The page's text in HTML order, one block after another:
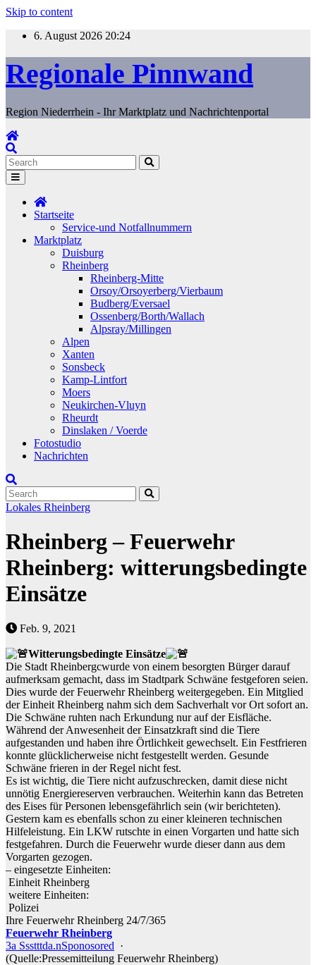
Skip to content
6. August 2026 20:24
Regionale Pinnwand
Region Niederrhein - Ihr Marktplatz und Nachrichtenportal
Startseite
Service-und Notfallnummern
Marktplatz
Duisburg
Rheinberg
Rheinberg-Mitte
Orsoy/Orsoyerberg/Vierbaum
Budberg/Eversael
Ossenberg/Borth/Wallach
Alpsray/Millingen
Alpen
Xanten
Sonsbeck
Kamp-Lintfort
Moers
Neukirchen-Vluyn
Rheurdt
Dinslaken / Voerde
Fotostudio
Nachrichten
Lokales Rheinberg
Rheinberg – Feuerwehr
Rheinberg: witterungsbedingte
Einsätze
Feb. 9, 2021
Witterungsbedingte Einsätze
Die Stadt Rheinbergcwurde von einem besorgten Bürger darauf
aufmerksam gemacht, dass im Stadtpark Schwäne festgeforen seien.
Dies wurde der Feuerwehr Rheinberg weitergegeben. Ein Mitglied
der Einheit Rheinberg nahm sich dem Sachverhalt vor Ort sofort an.
Die Schwäne ruhten nach Erkundung nur auf der Eisfläche.
Während der Anwesenheit der Einsatzkraft sind die Tiere
aufgestanden und haben ihre Örtlichkeit gewechselt. Ein Festfrieren
konnte glücklicherweise nicht festgestellt werden. Gesunde
Schwäne frieren in der Regel nicht fest.
Es ist wichtig, die Tiere nicht aufzuschrecken, damit diese nicht
unnötig Energiereserven verbrauchen. Weiterhin kann das Betreten
des Eises für Personen lebensgefährlich sein (wir berichteten).
Gestern kam es ebenfalls schon zu einer kleineren technischen
Hilfeleistung. Ein LKW rutschte in einen Vorgarten und hatte sich
festgefahren. Durch die Feuerwehr wurde dieser dann aus dem
Vorgarten gezogen.
– eingesetzte Einheiten:
Einheit Rheinberg
weitere Einheiten:
Polizei
Ihre Feuerwehr Rheinberg 24/7/365
Feuerwehr Rheinberg
3a Ssstttda.nSponosored ·
(Quelle:Pressemitteilung Feuerwehr Rheinberg)